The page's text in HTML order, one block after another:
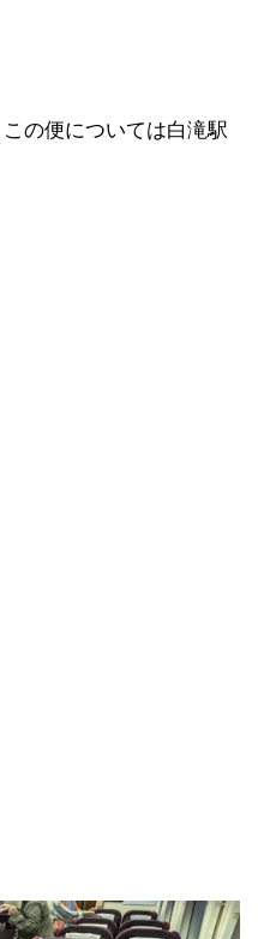
の便については白滝駅